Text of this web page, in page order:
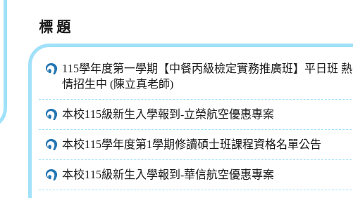
標 題
115學年度第一學期【中餐丙級檢定實務推廣班】平日班 熱
情招生中 (陳立真老師)
本校115級新生入學報到-立榮航空優惠專案
本校115學年度第1學期修讀碩士班課程資格名單公告
本校115級新生入學報到-華信航空優惠專案